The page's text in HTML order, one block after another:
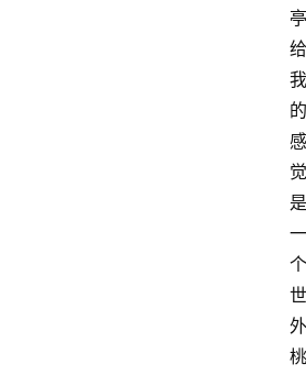
亭
给
我
的
感
觉
是
一
个
世
外
桃